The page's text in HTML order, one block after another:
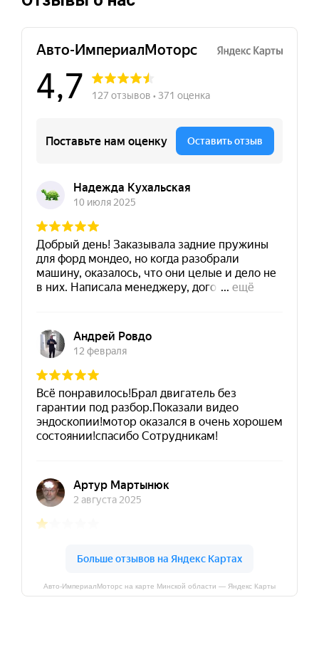
Авто-ИмпериалМоторс на карте Минской области — Яндекс Карты